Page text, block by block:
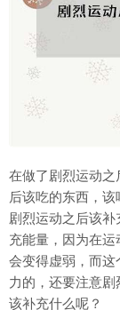
在做了剧烈运动之
后该吃的东西，
剧烈运动之后该
充能量，因为在
会变得虚弱，而
力的，还要注意
该补充什么呢？